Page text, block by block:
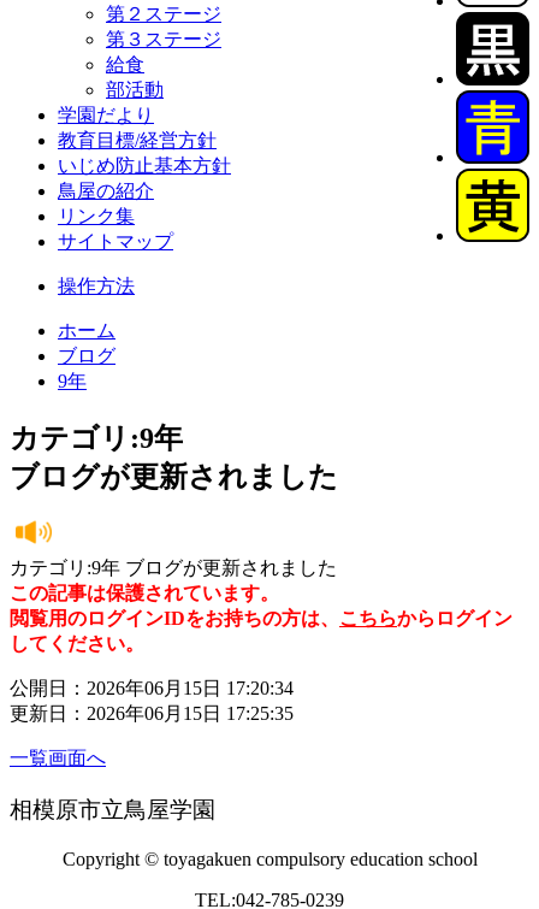
第２ステージ
第３ステージ
給食
部活動
学園だより
教育目標/経営方針
いじめ防止基本方針
鳥屋の紹介
リンク集
サイトマップ
操作方法
ホーム
ブログ
9年
カテゴリ:9年
ブログが更新されました
カテゴリ:9年 ブログが更新されました
この記事は保護されています。
閲覧用のログインIDをお持ちの方は、 こちらからログイン
してください。
公開日：2026年06月15日 17:20:34
更新日：2026年06月15日 17:25:35
一覧画面へ
相模原市立鳥屋学園
Copyright © toyagakuen compulsory education school
TEL:042-785-0239